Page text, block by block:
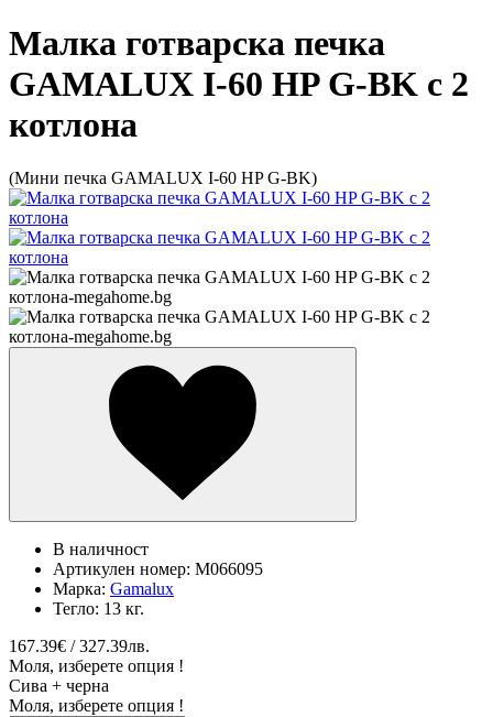
Малка готварска печка
GAMALUX I-60 HP G-BK с 2
котлона
(Мини печка GAMALUX I-60 HP G-BK)
В наличност
Артикулен номер: M066095
Марка: Gamalux
Тегло: 13 кг.
167.39€ / 327.39лв.
Моля, изберете опция !
Сива + черна
Моля, изберете опция !